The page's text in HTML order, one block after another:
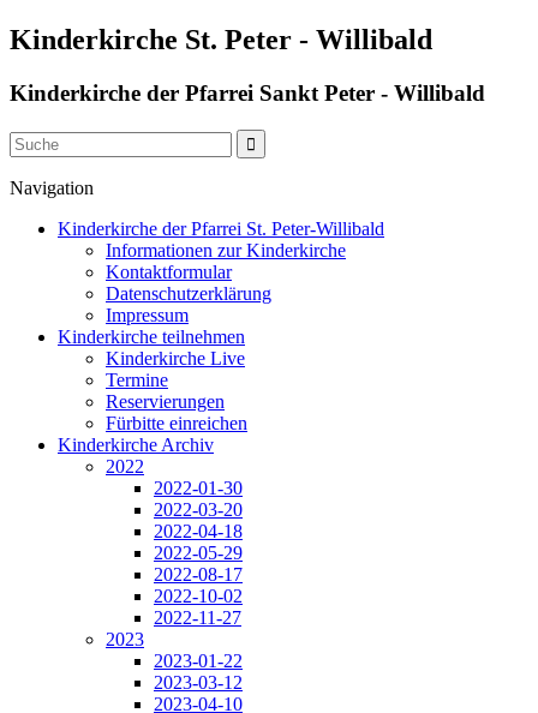
Kinderkirche St. Peter - Willibald
Kinderkirche der Pfarrei Sankt Peter - Willibald
Navigation
Kinderkirche der Pfarrei St. Peter-Willibald
Informationen zur Kinderkirche
Kontaktformular
Datenschutzerklärung
Impressum
Kinderkirche teilnehmen
Kinderkirche Live
Termine
Reservierungen
Fürbitte einreichen
Kinderkirche Archiv
2022
2022-01-30
2022-03-20
2022-04-18
2022-05-29
2022-08-17
2022-10-02
2022-11-27
2023
2023-01-22
2023-03-12
2023-04-10